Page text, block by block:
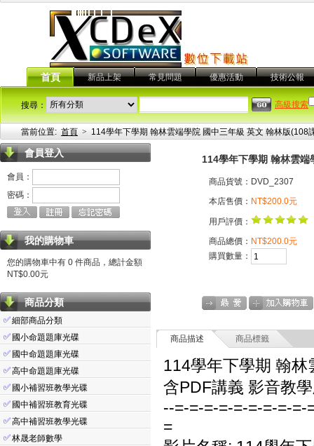
首頁 新品上架 常見問題 優惠活動 技術公報
搜尋： 高級搜索
當前位置: 首頁 > 114學年下學期 翰林雲端學院 國中三年級 英文 翰林版(108
會員登入
會員：
密碼：
我的購物車
您的購物車中有 0 件商品，總計金額
NT$0.00元
商品分類
✅細部商品分類
✅ 國小命題題庫光碟
✅ 國中命題題庫光碟
✅高中命題題庫光碟
✅ 國小補習班教學光碟
✅ 國中補習班教育光碟
✅高中補習班教學光碟
✅林晟老師數學
114學年下學期 翰林雲
商品貨號：DVD_2307
本店售價： NT$200.0元
用戶評價：
商品總價： NT$200.0元
購買數量：
商品描述 商品標籤
114學年下學期 翰
含PDF講義 影音教
--=-=-=-=-=-=-=-=-=-
=